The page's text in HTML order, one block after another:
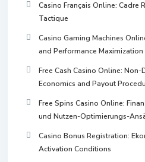
Casino Français Online: Cadre
Tactique
Casino Gaming Machines
and Performance
Free Cash Casino Online:
Economics and Payout
Free Spins Casino Online:
und Nutzen-Optimierungs-
Casino Bonus Registration:
Activation Conditions